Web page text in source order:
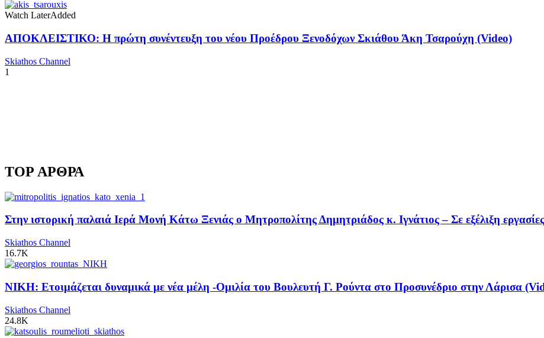
Watch LaterAdded
ΑΠΟΚΛΕΙΣΤΙΚΟ: Η πρώτη συνέντευξη του νέου Προέδρου Ξενοδόχων Σκιάθου Άκη Τσαρούχη (Video)
Skiathos Channel
1
TOP ΑΡΘΡΑ
Στην ιστορική παλαιά Ιερά Μονή Κάτω Ξενιάς ο Μητροπολίτης Δημητριάδος κ. Ιγνάτιος – Σε εξέλιξη
Skiathos Channel
16.7K
ΝΙΚΗ: Ετοιμάζεται δυναμικά με νέα μέλη -Ομιλία του Βουλευτή Γ. Ρούντα στο Προσυνέδριο στην Λάρισα
Skiathos Channel
24.8K